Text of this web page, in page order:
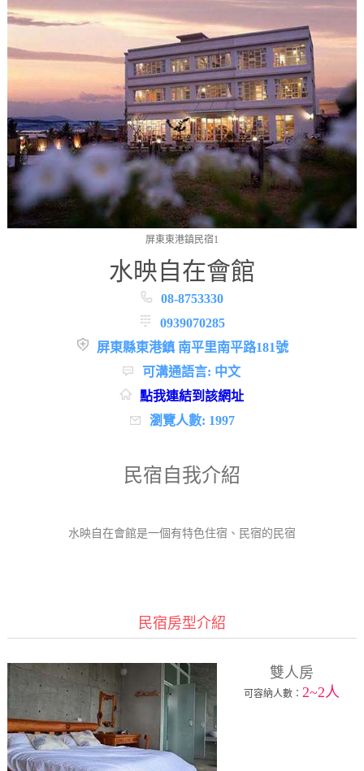
屏東東港鎮民宿1
水映自在會館
08-8753330
0939070285
屏東縣東港鎮 南平里南平路181號
可溝通語言: 中文
點我連結到該網址
瀏覽人數: 1997
民宿自我介紹
水映自在會館是一個有特色住宿、民宿的民宿
民宿房型介紹
雙人房
可容納人數： 2~2人